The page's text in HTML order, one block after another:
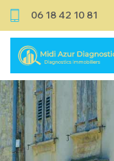
06 18 42 10 81